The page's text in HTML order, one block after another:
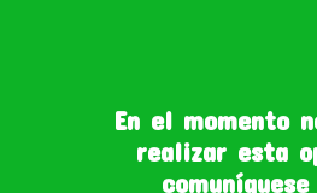
En el momento
realizar esta